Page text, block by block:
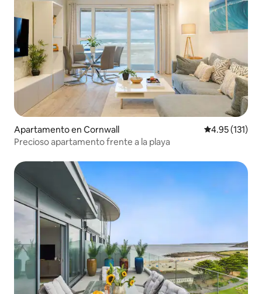
Apartamento en Cornwall Calificación
4.95 (131)
Precioso apartamento frente a la playa